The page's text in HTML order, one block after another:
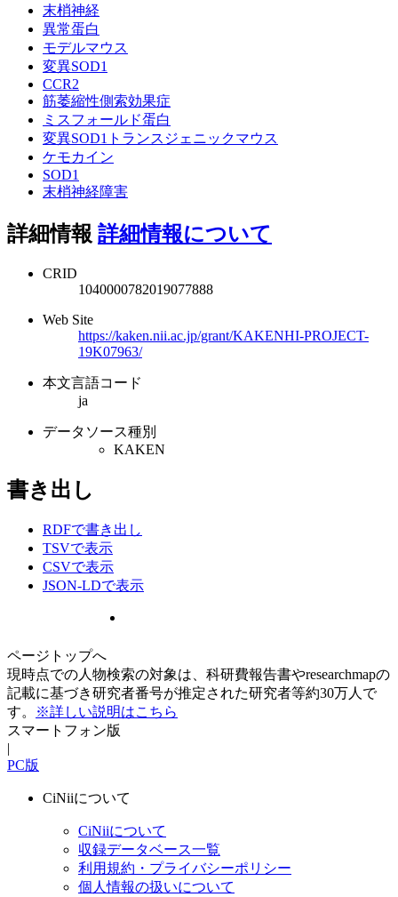
末梢神経
異常蛋白
モデルマウス
変異SOD1
CCR2
筋萎縮性側索効果症
ミスフォールド蛋白
変異SOD1トランスジェニックマウス
ケモカイン
SOD1
末梢神経障害
詳細情報 詳細情報について
CRID
1040000782019077888
Web Site
https://kaken.nii.ac.jp/grant/KAKENHI-PROJECT-
19K07963/
本文言語コード
ja
データソース種別
KAKEN
書き出し
RDFで書き出し
TSVで表示
CSVで表示
JSON-LDで表示
ページトップへ
現時点での人物検索の対象は、科研費報告書やresearchmapの
記載に基づき研究者番号が推定された研究者等約30万人で
す。
※詳しい説明はこちら
スマートフォン版
|
PC版
CiNiiについて
CiNiiについて
収録データベース一覧
利用規約・プライバシーポリシー
個人情報の扱いについて